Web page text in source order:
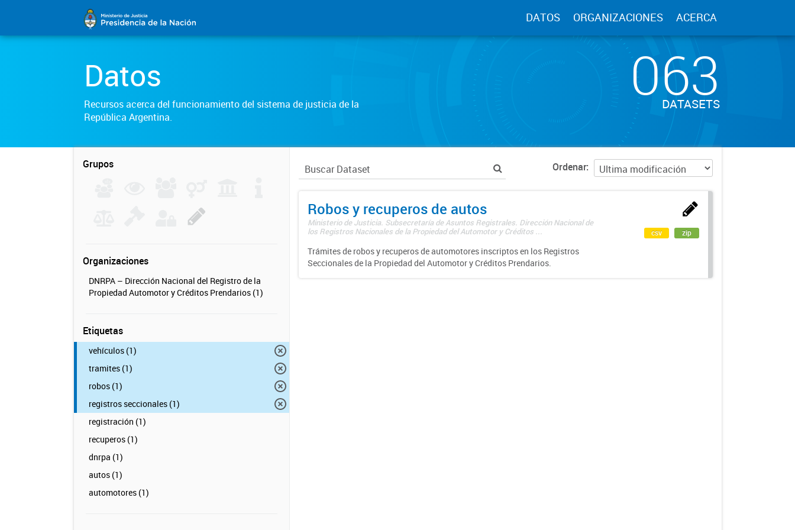
DATOS ORGANIZACIONES ACERCA
Datos
Recursos acerca del funcionamiento del sistema de justicia de la
República Argentina.
063
DATASETS
Grupos
Organizaciones
DNRPA – Dirección Nacional del Registro de la
Propiedad Automotor y Créditos Prendarios (1)
Etiquetas
vehículos (1)
tramites (1)
robos (1)
registros seccionales (1)
registración (1)
recuperos (1)
dnrpa (1)
autos (1)
automotores (1)
Ordenar
Robos y recuperos de autos
Ministerio de Justicia. Subsecretaría de Asuntos Registrales. Dirección Nacional de
los Registros Nacionales de la Propiedad del Automotor y Créditos ...
Trámites de robos y recuperos de automotores inscriptos en los Registros
Seccionales de la Propiedad del Automotor y Créditos Prendarios.
csv zip